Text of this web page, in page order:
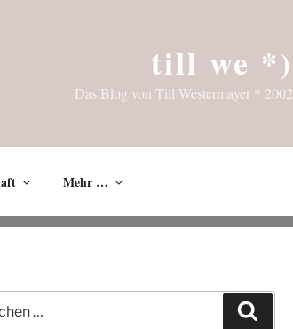
till we *)
Das Blog von Till Westermayer * 2002
Mehr …